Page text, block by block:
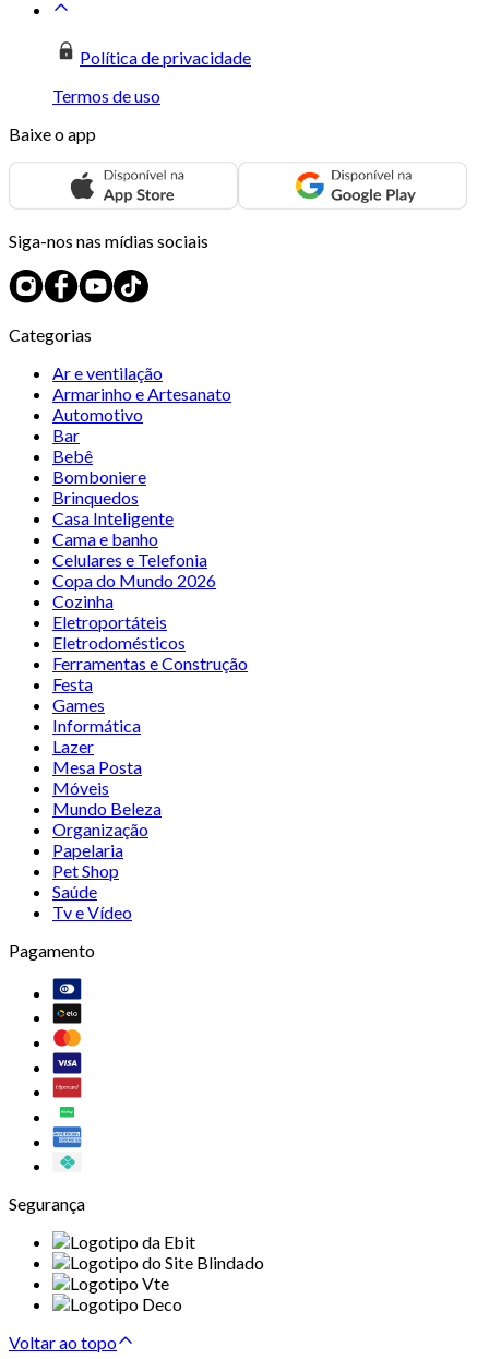
Política de privacidade
Termos de uso
Baixe o app
Siga-nos nas mídias sociais
Categorias
Ar e ventilação
Armarinho e Artesanato
Automotivo
Bar
Bebê
Bomboniere
Brinquedos
Casa Inteligente
Cama e banho
Celulares e Telefonia
Copa do Mundo 2026
Cozinha
Eletroportáteis
Eletrodomésticos
Ferramentas e Construção
Festa
Games
Informática
Lazer
Mesa Posta
Móveis
Mundo Beleza
Organização
Papelaria
Pet Shop
Saúde
Tv e Vídeo
Pagamento
Segurança
Voltar ao topo